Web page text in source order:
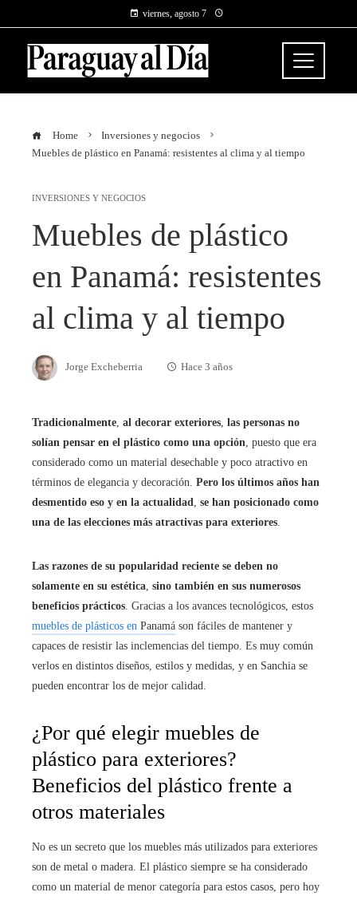
viernes, agosto 7
Home
Inversiones y negocios
Muebles de plástico en Panamá: resistentes al clima y al tiempo
INVERSIONES Y NEGOCIOS
Muebles de plástico
en Panamá: resistentes
al clima y al tiempo
Jorge Excheberria Hace 3 años
Tradicionalmente, al decorar exteriores, las personas no
solían pensar en el plástico como una opción, puesto que era
considerado como un material desechable y poco atractivo en
términos de elegancia y decoración. Pero los últimos años han
desmentido eso y en la actualidad, se han posicionado como
una de las elecciones más atractivas para exteriores.
Las razones de su popularidad reciente se deben no
solamente en su estética, sino también en sus numerosos
beneficios prácticos. Gracias a los avances tecnológicos, estos
muebles de plásticos en Panamá son fáciles de mantener y
capaces de resistir las inclemencias del tiempo. Es muy común
verlos en distintos diseños, estilos y medidas, y en Sanchia se
pueden encontrar los de mejor calidad.
¿Por qué elegir muebles de
plástico para exteriores?
Beneficios del plástico frente a
otros materiales
No es un secreto que los muebles más utilizados para exteriores
son de metal o madera. El plástico siempre se ha considerado
como un material de menor categoría para estos casos, pero hoy